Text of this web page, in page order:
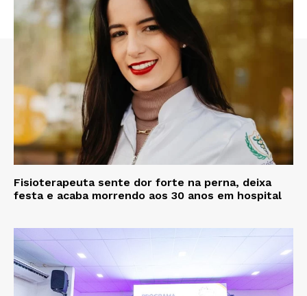
Fisioterapeuta sente dor forte na perna, deixa
festa e acaba morrendo aos 30 anos em hospital